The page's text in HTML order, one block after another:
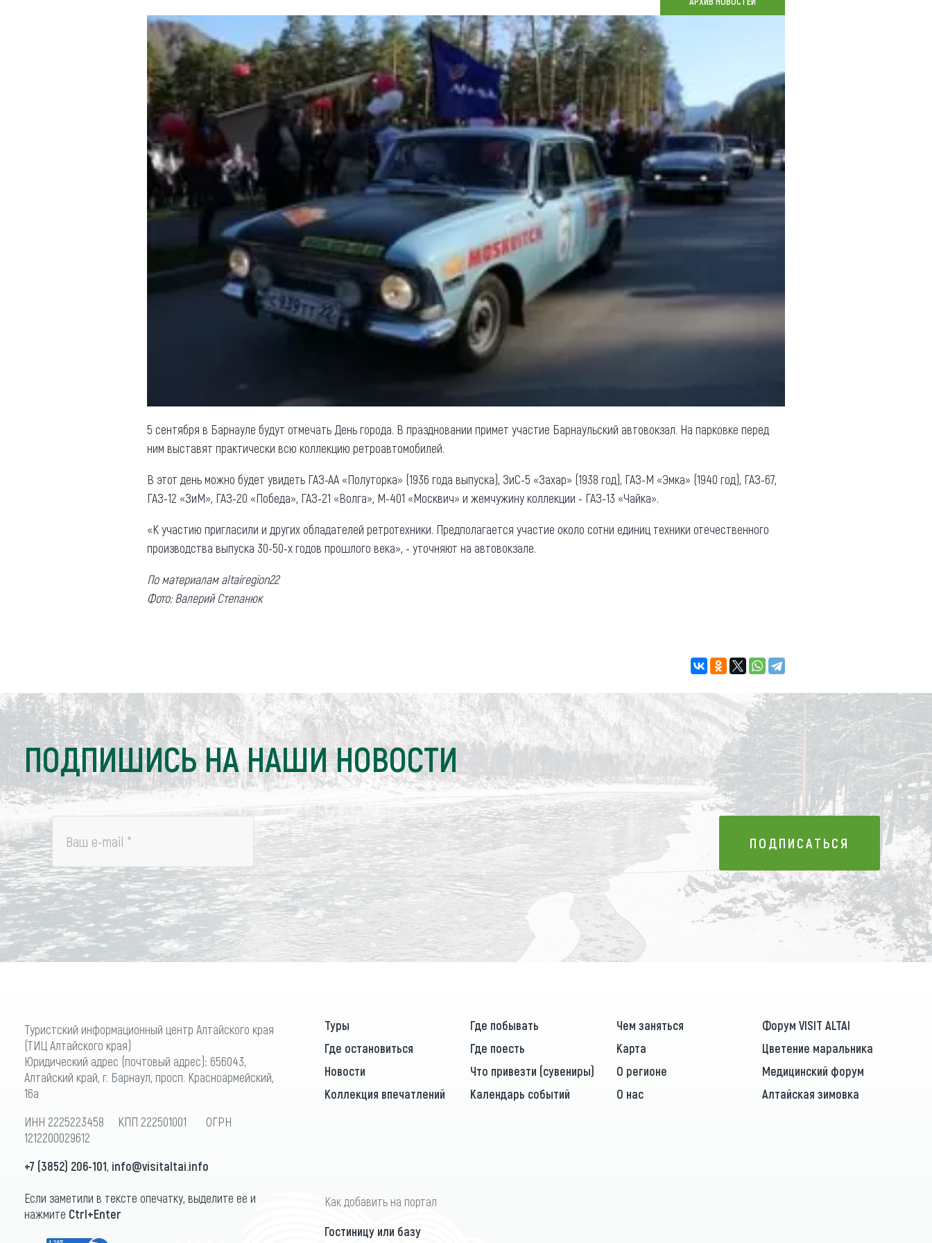
Придорожные кафе
Карта
Новости
Что привезти (сувениры)
О регионе
Общая информация
Как добраться
Люди, прославившие Алтай
Карты и буклеты
Коллекция впечатлений
Видеогалерея
Фотогалерея
Реестр туристических
агентств Алтайского края
5 сентября в Барнауле будут отмечать День города. В праздновании примет участие Барнаульский автовокзал. На парковке перед
ним выставят практически всю коллекцию ретроавтомобилей.
В этот день можно будет увидеть ГАЗ-АА «Полуторка» (1936 года выпуска), ЗиС-5 «Захар» (1938 год), ГАЗ-М «Эмка» (1940 год), ГАЗ-67,
ГАЗ-12 «ЗиМ», ГАЗ-20 «Победа», ГАЗ-21 «Волга», М-401 «Москвич» и жемчужину коллекции - ГАЗ-13 «Чайка».
«К участию пригласили и других обладателей ретротехники. Предполагается участие около сотни единиц техники отечественного
производства выпуска 30-50-х годов прошлого века», - уточняют на автовокзале.
По материалам altairegion22
Фото: Валерий Степанюк
ПОДПИШИСЬ НА НАШИ НОВОСТИ
Ваш e-mail * ПОДПИСАТЬСЯ
ПОДПИСАТЬСЯ
Туристский информационный центр Алтайского края
(ТИЦ Алтайского края)
Юридический адрес (почтовый адрес): 656043,
Алтайский край, г. Барнаул, просп. Красноармейский,
16а
ИНН 2225223458 КПП 222501001 ОГРН
1212200029612
+7 (3852) 206-101, info@visitaltai.info
Если заметили в тексте опечатку, выделите её и
нажмите Ctrl+Enter
Туры Где побывать Чем заняться
Форум VISIT ALTAI
Где остановиться
Где поесть Карта
Цветение маральника
Новости
Что привезти (сувениры) О регионе
Медицинский форум
Коллекция впечатлений
Календарь событий О нас Алтайская зимовка
Как добавить на портал
Гостиницу или базу